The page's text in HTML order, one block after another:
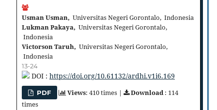
Usman Usman, Universitas Negeri Gorontalo, Indonesia
Lukman Pakaya, Universitas Negeri Gorontalo,
Indonesia
Victorson Taruh, Universitas Negeri Gorontalo,
Indonesia
13-24
DOI : https://doi.org/10.61132/ardhi.v1i6.169
PDF Views: 410 times | Download: 114
times